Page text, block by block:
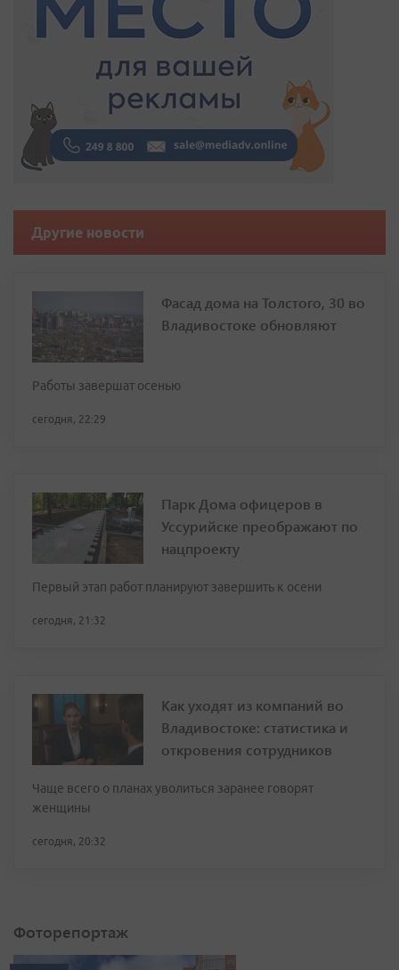
Другие новости
Фасад дома на Толстого, 30 во
Владивостоке обновляют
Работы завершат осенью
сегодня, 22:29
Парк Дома офицеров в
Уссурийске преображают по
нацпроекту
Первый этап работ планируют завершить к осени
сегодня, 21:32
Как уходят из компаний во
Владивостоке: статистика и
откровения сотрудников
Чаще всего о планах уволиться заранее говорят
женщины
сегодня, 20:32
Фоторепортаж